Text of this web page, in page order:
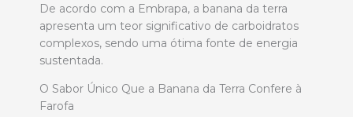
De acordo com a Embrapa, a banana da terra
apresenta um teor significativo de carboidratos
complexos, sendo uma ótima fonte de energia
sustentada.
O Sabor Único Que a Banana da Terra Confere à
Farofa